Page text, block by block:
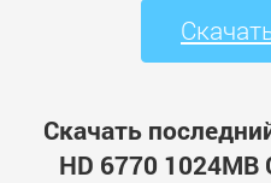
Скачать
HD 6770 1024MB